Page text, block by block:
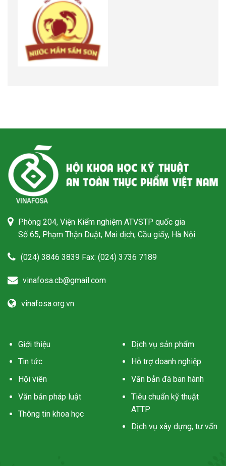
Phòng 204, Viện Kiểm nghiệm ATVSTP quốc gia
Số 65, Phạm Thận Duật, Mai dịch, Cầu giấy, Hà Nội
(024) 3846 3839 Fax: (024) 3736 7189
vinafosa.cb@gmail.com
vinafosa.org.vn
Giới thiệu
Tin tức
Hội viên
Văn bản pháp luật
Thông tin khoa học
Dịch vụ sản phẩm
Hỗ trợ doanh nghiệp
Văn bản đã ban hành
Tiêu chuẩn kỹ thuật
ATTP
Dịch vụ xây dựng, tư vấn